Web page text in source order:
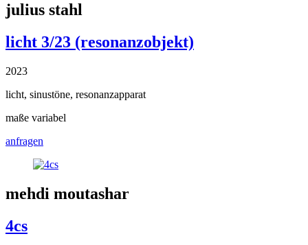
julius stahl
licht 3/23 (resonanzobjekt)
2023
licht, sinustöne, resonanzapparat
maße variabel
anfragen
mehdi moutashar
4cs